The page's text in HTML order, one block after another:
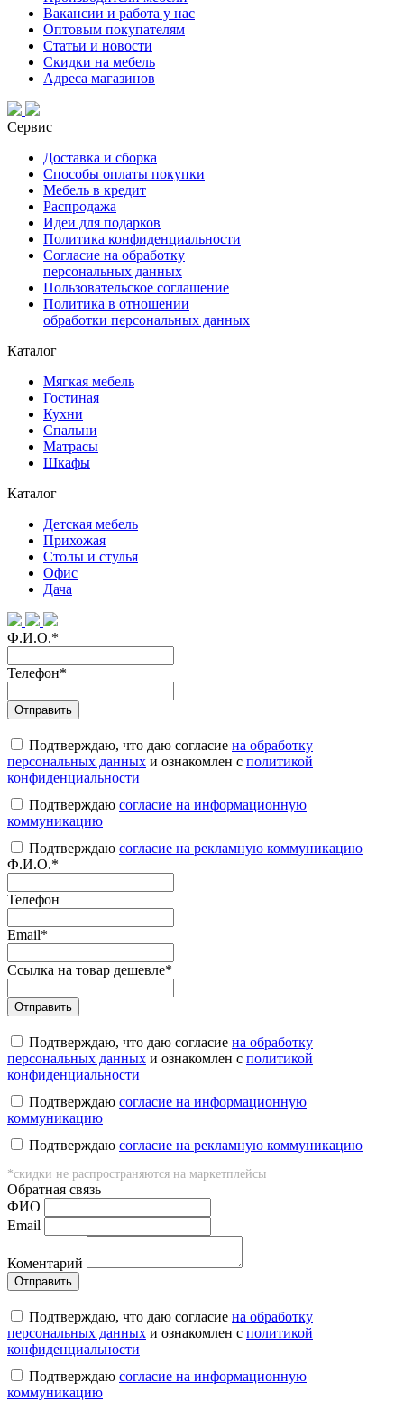
Вакансии и работа у нас
Оптовым покупателям
Статьи и новости
Скидки на мебель
Адреса магазинов
Сервис
Доставка и сборка
Способы оплаты покупки
Мебель в кредит
Распродажа
Идеи для подарков
Политика конфиденциальности
Согласие на обработку
персональных данных
Пользовательское соглашение
Политика в отношении
обработки персональных данных
Каталог
Мягкая мебель
Гостиная
Кухни
Спальни
Матрасы
Шкафы
Каталог
Детская мебель
Прихожая
Столы и стулья
Офис
Дача
Ф.И.О.*
Телефон*
Подтверждаю, что даю согласие на обработку
персональных данных и ознакомлен с политикой
конфиденциальности
Подтверждаю согласие на информационную
коммуникацию
Подтверждаю согласие на рекламную коммуникацию
Ф.И.О.*
Телефон
Email*
Ссылка на товар дешевле*
Подтверждаю, что даю согласие на обработку
персональных данных и ознакомлен с политикой
конфиденциальности
Подтверждаю согласие на информационную
коммуникацию
Подтверждаю согласие на рекламную коммуникацию
*скидки не распространяются на маркетплейсы
Обратная связь
ФИO
Email
Коментарий
Подтверждаю, что даю согласие на обработку
персональных данных и ознакомлен с политикой
конфиденциальности
Подтверждаю согласие на информационную
коммуникацию